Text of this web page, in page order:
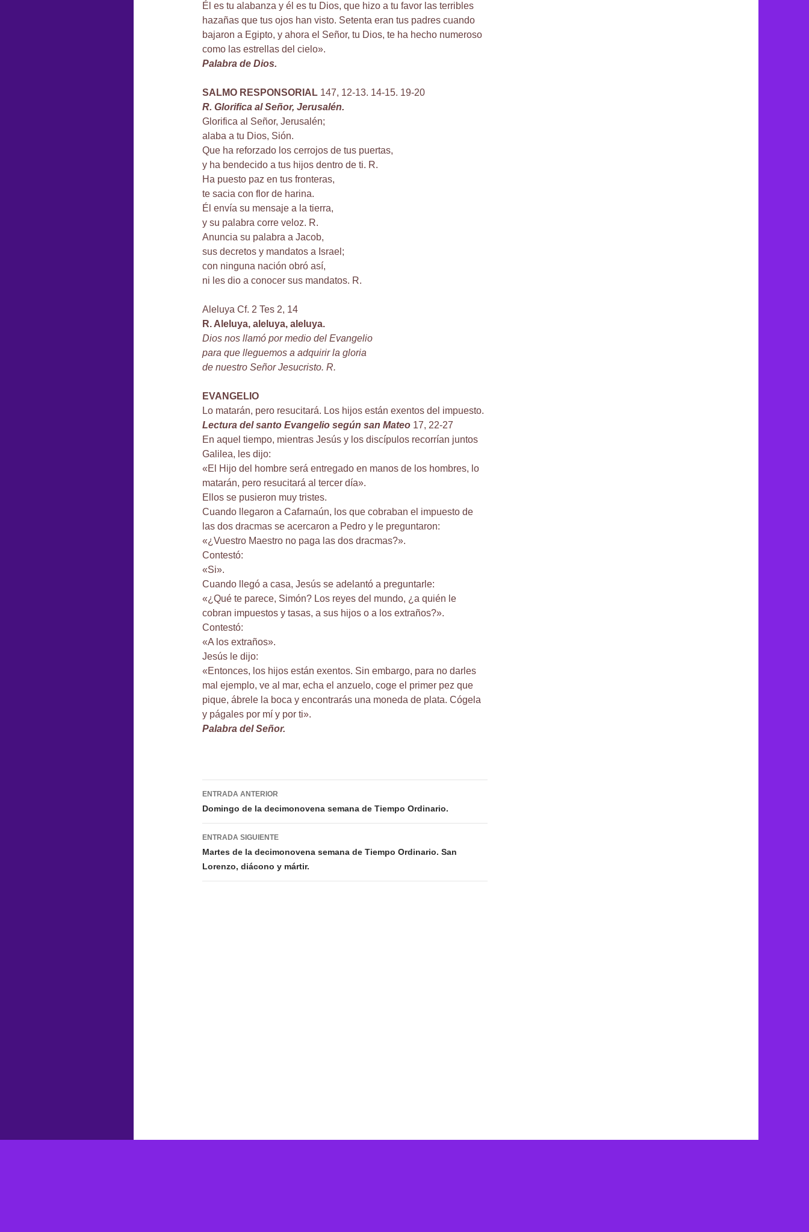
Él es tu alabanza y él es tu Dios, que hizo a tu favor las terribles
hazañas que tus ojos han visto. Setenta eran tus padres cuando
bajaron a Egipto, y ahora el Señor, tu Dios, te ha hecho numeroso
como las estrellas del cielo».
Palabra de Dios.
SALMO RESPONSORIAL 147, 12-13. 14-15. 19-20
R. Glorifica al Señor, Jerusalén.
Glorifica al Señor, Jerusalén;
alaba a tu Dios, Sión.
Que ha reforzado los cerrojos de tus puertas,
y ha bendecido a tus hijos dentro de ti. R.
Ha puesto paz en tus fronteras,
te sacia con flor de harina.
Él envía su mensaje a la tierra,
y su palabra corre veloz. R.
Anuncia su palabra a Jacob,
sus decretos y mandatos a Israel;
con ninguna nación obró así,
ni les dio a conocer sus mandatos. R.
Aleluya Cf. 2 Tes 2, 14
R. Aleluya, aleluya, aleluya.
Dios nos llamó por medio del Evangelio
para que lleguemos a adquirir la gloria
de nuestro Señor Jesucristo. R.
EVANGELIO
Lo matarán, pero resucitará. Los hijos están exentos del impuesto.
Lectura del santo Evangelio según san Mateo 17, 22-27
En aquel tiempo, mientras Jesús y los discípulos recorrían juntos
Galilea, les dijo:
«El Hijo del hombre será entregado en manos de los hombres, lo
matarán, pero resucitará al tercer día».
Ellos se pusieron muy tristes.
Cuando llegaron a Cafarnaún, los que cobraban el impuesto de
las dos dracmas se acercaron a Pedro y le preguntaron:
«¿Vuestro Maestro no paga las dos dracmas?».
Contestó:
«Si».
Cuando llegó a casa, Jesús se adelantó a preguntarle:
«¿Qué te parece, Simón? Los reyes del mundo, ¿a quién le
cobran impuestos y tasas, a sus hijos o a los extraños?».
Contestó:
«A los extraños».
Jesús le dijo:
«Entonces, los hijos están exentos. Sin embargo, para no darles
mal ejemplo, ve al mar, echa el anzuelo, coge el primer pez que
pique, ábrele la boca y encontrarás una moneda de plata. Cógela
y págales por mí y por ti».
Palabra del Señor.
Navegación
de
entradas
ENTRADA ANTERIOR
Domingo de la decimonovena semana de Tiempo Ordinario.
ENTRADA SIGUIENTE
Martes de la decimonovena semana de Tiempo Ordinario. San
Lorenzo, diácono y mártir.